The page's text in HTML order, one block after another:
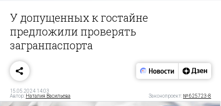
У допущенных к гостайне
предложили проверять
загранпаспорта
15.05.2024 14:03
Автор: Наталия Васильева Законопроект: № 625723-8